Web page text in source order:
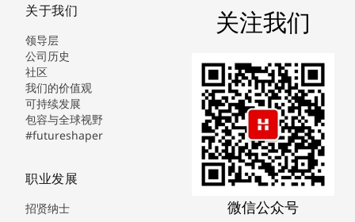
关于我们
领导层
公司历史
社区
我们的价值观
可持续发展
包容与全球视野
#futureshaper
职业发展
招贤纳士
关注我们
微信公众号